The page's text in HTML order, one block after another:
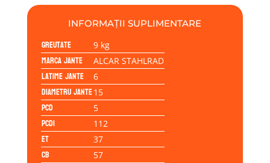
STAHLRAD
6Jx15H2
INFORMAȚII SUPLIMENTARE
Greutate 9 kg
Marca jante ALCAR STAHLRAD
Latime jante 6
Diametru jante15
PCD 5
PCD1 112
ET 37
CB 57